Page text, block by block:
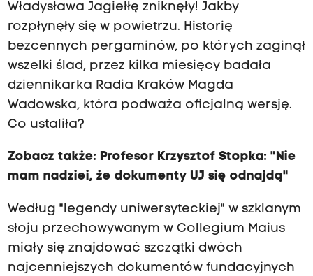
Władysława Jagiełłę zniknęły! Jakby
rozpłynęły się w powietrzu. Historię
bezcennych pergaminów, po których zaginął
wszelki ślad, przez kilka miesięcy badała
dziennikarka Radia Kraków Magda
Wadowska, która podważa oficjalną wersję.
Co ustaliła?
Zobacz także: Profesor Krzysztof Stopka: "Nie
mam nadziei, że dokumenty UJ się odnajdą"
Według "legendy uniwersyteckiej" w szklanym
słoju przechowywanym w Collegium Maius
miały się znajdować szczątki dwóch
najcenniejszych dokumentów fundacyjnych